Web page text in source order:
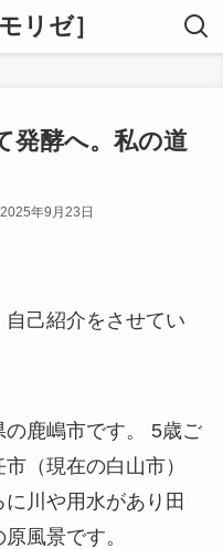
リゼ］
発酵へ。私の道
2025年9月23日
己紹介をさせてい
鹿嶋市です。 5歳ご
（現在の白山市）
川や用水があり田
風景です。